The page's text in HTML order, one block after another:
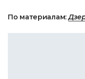
По материалам: